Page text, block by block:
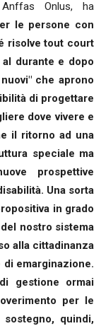
Anffas Onlus, ha
le persone con
risolve tout court
durante e dopo
che aprono
di progettare
dove vivere e
il ritorno ad una
speciale ma
prospettive
Una sorta
in grado
nostro sistema
alla cittadinanza
emarginazione.
gestione ormai
per le
quindi,